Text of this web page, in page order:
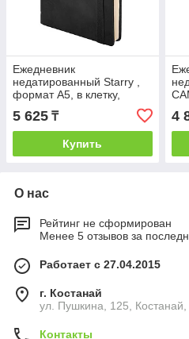
Ежедневник
недатированный Starry ,
формат А5, в клетку,
Черный, -, 24618 35
5 625 ₸
Купить
29
4
О нас
Рейтинг не сформирован
Менее 5 отзывов за
Работает с 27.04.2015
г. Костанай
ул. Пушкина, 125, Костанай,
Контакты